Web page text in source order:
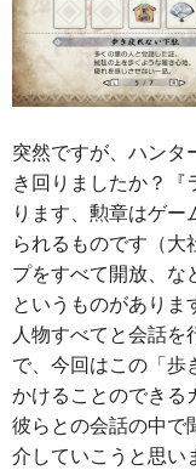
突然ですが、ハンタ
き回りましたか？『
ります、勲章はゲ
られるものです（
プをすべて開放、な
というものがありま
人物すべてと会話を
で、今回はこの「歩
かけることのできる
彼らとの会話の中で
介していこうと思い